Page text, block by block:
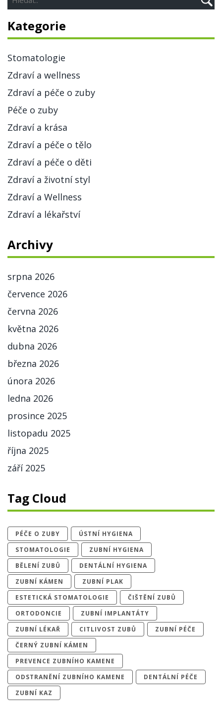
Kategorie
Stomatologie
Zdraví a wellness
Zdraví a péče o zuby
Péče o zuby
Zdraví a krása
Zdraví a péče o tělo
Zdraví a péče o děti
Zdraví a životní styl
Zdraví a Wellness
Zdraví a lékařství
Archivy
srpna 2026
července 2026
června 2026
května 2026
dubna 2026
března 2026
února 2026
ledna 2026
prosince 2025
listopadu 2025
října 2025
září 2025
Tag Cloud
PÉČE O ZUBY
ÚSTNÍ HYGIENA
STOMATOLOGIE
ZUBNÍ HYGIENA
BĚLENÍ ZUBŮ
DENTÁLNÍ HYGIENA
ZUBNÍ KÁMEN
ZUBNÍ PLAK
ESTETICKÁ STOMATOLOGIE
ČIŠTĚNÍ ZUBŮ
ORTODONCIE
ZUBNÍ IMPLANTÁTY
ZUBNÍ LÉKAŘ
CITLIVOST ZUBŮ
ZUBNÍ PÉČE
ČERNÝ ZUBNÍ KÁMEN
PREVENCE ZUBNÍHO KAMENE
ODSTRANĚNÍ ZUBNÍHO KAMENE
DENTÁLNÍ PÉČE
ZUBNÍ KAZ